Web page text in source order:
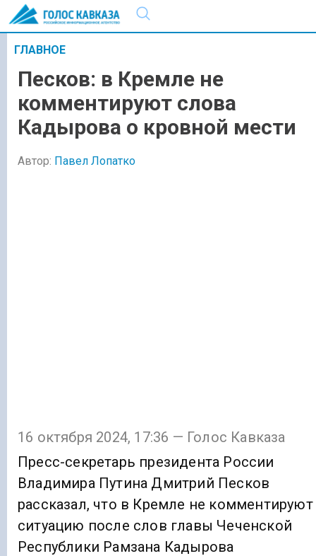
ГЛАВНОЕ
Песков: в Кремле не
комментируют слова
Кадырова о кровной мести
Автор: Павел Лопатко
16 октября 2024, 17:36 — Голос Кавказа
Пресс-секретарь президента России
Владимира Путина Дмитрий Песков
рассказал, что в Кремле не комментируют
ситуацию после слов главы Чеченской
Республики Рамзана Кадырова